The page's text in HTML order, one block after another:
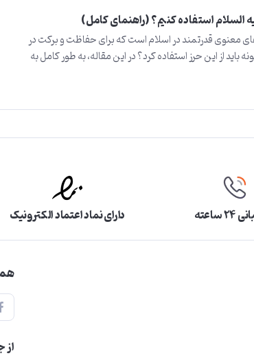
السلام استفاده کنیم؟ (راهنمای کامل)
معنوی قدرتمند در اسلام است که برای حفاظت و برکت در
باید از این حرز استفاده کرد؟ در این مقاله، به طور کامل به
ساعته دارای نماد اعتماد الکترونیک